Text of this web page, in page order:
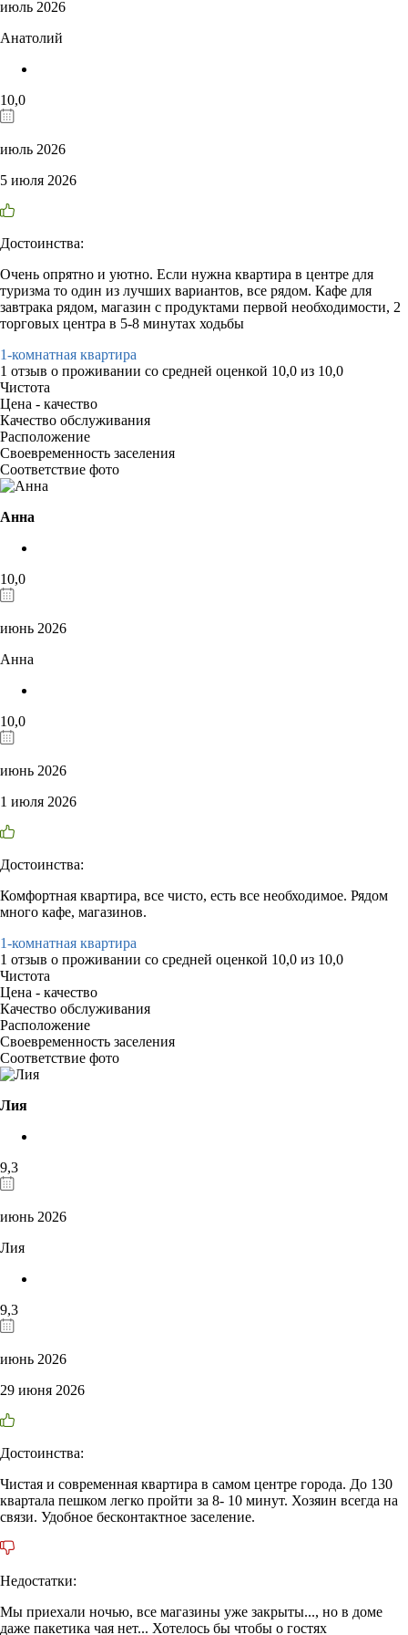
июль 2026
Анатолий
10,0
июль 2026
5 июля 2026
Достоинства:
Очень опрятно и уютно. Если нужна квартира в центре для
туризма то один из лучших вариантов, все рядом. Кафе для
завтрака рядом, магазин с продуктами первой необходимости, 2
торговых центра в 5-8 минутах ходьбы
1-комнатная квартира
1 отзыв о проживании со средней оценкой 10,0 из 10,0
Чистота
Цена - качество
Качество обслуживания
Расположение
Своевременность заселения
Соответствие фото
Анна
10,0
июнь 2026
Анна
10,0
июнь 2026
1 июля 2026
Достоинства:
Комфортная квартира, все чисто, есть все необходимое. Рядом
много кафе, магазинов.
1-комнатная квартира
1 отзыв о проживании со средней оценкой 10,0 из 10,0
Чистота
Цена - качество
Качество обслуживания
Расположение
Своевременность заселения
Соответствие фото
Лия
9,3
июнь 2026
Лия
9,3
июнь 2026
29 июня 2026
Достоинства:
Чистая и современная квартира в самом центре города. До 130
квартала пешком легко пройти за 8- 10 минут. Хозяин всегда на
связи. Удобное бесконтактное заселение.
Недостатки:
Мы приехали ночью, все магазины уже закрыты..., но в доме
даже пакетика чая нет... Хотелось бы чтобы о гостях